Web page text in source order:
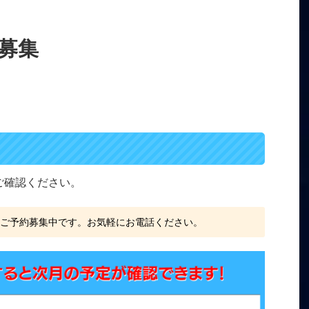
集
認ください。
予約募集中です。お気軽にお電話ください。